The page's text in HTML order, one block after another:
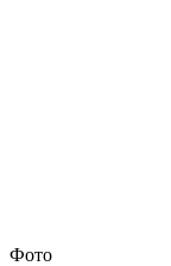
Фото